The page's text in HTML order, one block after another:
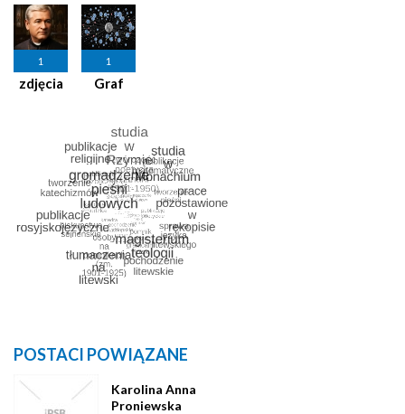
1
zdjęcia
1
Graf
POSTACI POWIĄZANE
Karolina Anna
Proniewska